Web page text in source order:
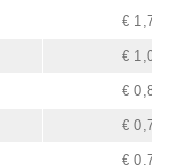
€ 1,71
€ 1,02
€ 0,85
€ 0,78
€ 0,73